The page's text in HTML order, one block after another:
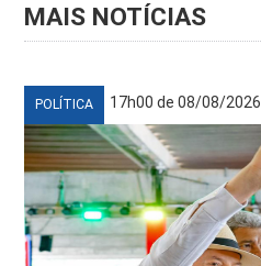
MAIS NOTÍCIAS
POLÍTICA 17h00 de 08/08/2026